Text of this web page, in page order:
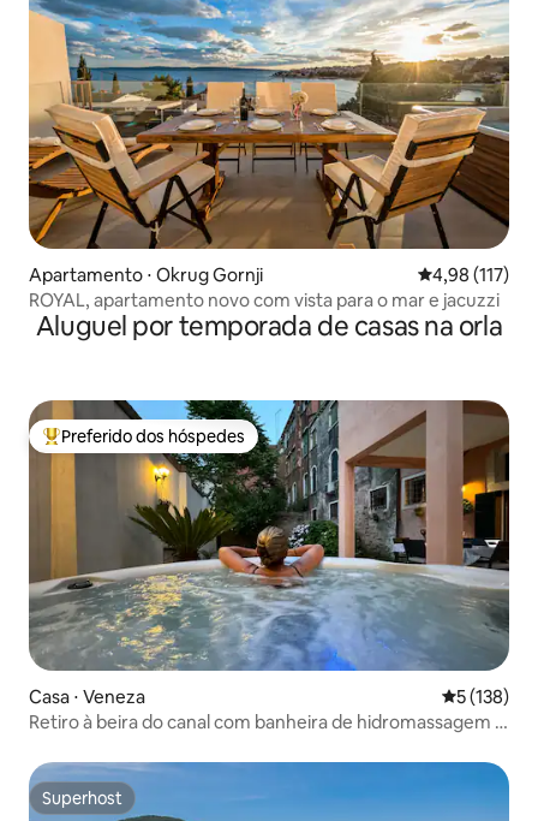
Apartamento ⋅ Okrug Gornji 4,98 de uma
4,98 (117)
ROYAL, apartamento novo com vista para o mar e jacuzzi
Aluguel por temporada de casas na orla
Entre os melhores preferidos dos hóspedes
Preferido dos hóspedes
Casa ⋅ Veneza 5 de uma
5 (138)
Retiro à beira do canal com banheira de hidromassagem e
Superhost
Superhost